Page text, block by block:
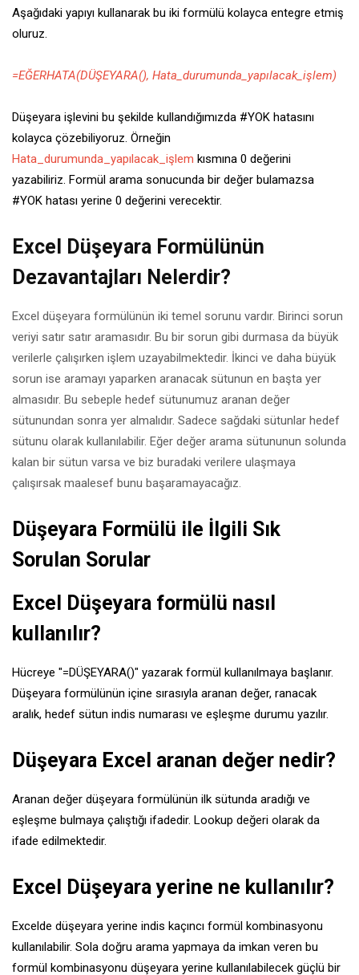
Aşağıdaki yapıyı kullanarak bu iki formülü kolayca entegre etmiş
oluruz.
=EĞERHATA(DÜŞEYARA(), Hata_durumunda_yapılacak_işlem)
Düşeyara işlevini bu şekilde kullandığımızda #YOK hatasını
kolayca çözebiliyoruz. Örneğin
Hata_durumunda_yapılacak_işlem kısmına 0 değerini
yazabiliriz. Formül arama sonucunda bir değer bulamazsa
#YOK hatası yerine 0 değerini verecektir.
Excel Düşeyara Formülünün
Dezavantajları Nelerdir?
Excel düşeyara formülünün iki temel sorunu vardır. Birinci sorun
veriyi satır satır aramasıdır. Bu bir sorun gibi durmasa da büyük
verilerle çalışırken işlem uzayabilmektedir. İkinci ve daha büyük
sorun ise aramayı yaparken aranacak sütunun en başta yer
almasıdır. Bu sebeple hedef sütunumuz aranan değer
sütunundan sonra yer almalıdır. Sadece sağdaki sütunlar hedef
sütunu olarak kullanılabilir. Eğer değer arama sütununun solunda
kalan bir sütun varsa ve biz buradaki verilere ulaşmaya
çalışırsak maalesef bunu başaramayacağız.
Düşeyara Formülü ile İlgili Sık
Sorulan Sorular
Excel Düşeyara formülü nasıl
kullanılır?
Hücreye "=DÜŞEYARA()" yazarak formül kullanılmaya başlanır.
Düşeyara formülünün içine sırasıyla aranan değer, ranacak
aralık, hedef sütun indis numarası ve eşleşme durumu yazılır.
Düşeyara Excel aranan değer nedir?
Aranan değer düşeyara formülünün ilk sütunda aradığı ve
eşleşme bulmaya çalıştığı ifadedir. Lookup değeri olarak da
ifade edilmektedir.
Excel Düşeyara yerine ne kullanılır?
Excelde düşeyara yerine indis kaçıncı formül kombinasyonu
kullanılabilir. Sola doğru arama yapmaya da imkan veren bu
formül kombinasyonu düşeyara yerine kullanılabilecek güçlü bir